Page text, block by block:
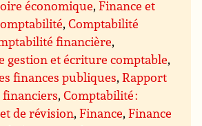
économique,Finance et
,Comptabilité
financière,
gestion et écriture comptable,
finances publiques,Rapport
,Comptabilité :
de révision,Finance,Finance